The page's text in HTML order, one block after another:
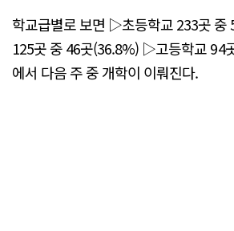
학교급별로 보면 ▷초등학교 233곳
125곳 중 46곳(36.8%) ▷고등학교 94
에서 다음 주 중 개학이 이뤄진다.